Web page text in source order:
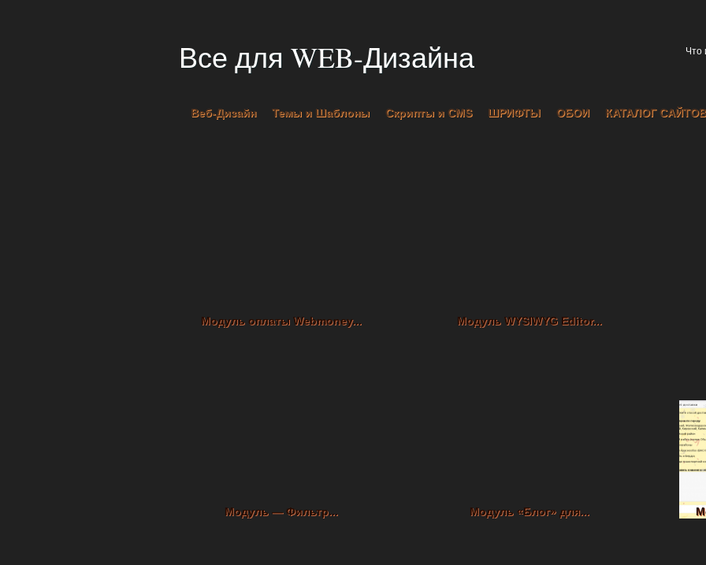
Все для WEB-Дизайна
Веб-Дизайн Темы и Шаблоны Скрипты и CMS ШРИФТЫ ОБОИ КАТАЛОГ САЙТОВ
Модуль оплаты Webmoney... Модуль WYSIWYG Editor...
Модуль — Фильтр... Модуль «Блог» для...